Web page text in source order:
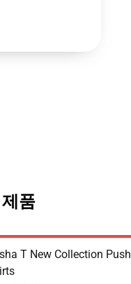
품
T New Collection